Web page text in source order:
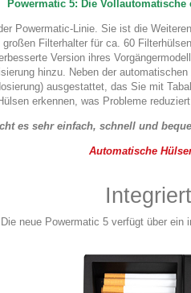
Powermatic 5: Die Vollautomatische
Powermatic-Linie. Sie ist die
Filterhalter für ca. 60
Version ihres
hinzu. Neben der
ausgestattet, das Sie mit
erkennen, was Probleme
es sehr einfach, schnell und
Automatische
Die neue Powermatic 5 verfügt über